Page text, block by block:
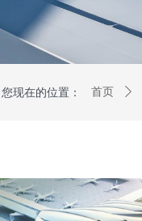
您现在的位置： 首页 ꄲ